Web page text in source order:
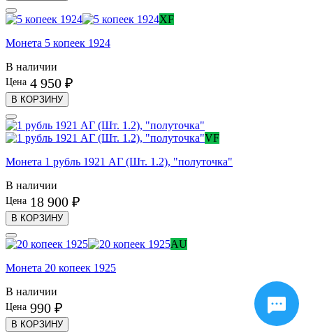
XF
Монета 5 копеек 1924
В наличии
Цена 4 950 ₽
В КОРЗИНУ
VF
Монета 1 рубль 1921 АГ (Шт. 1.2), "полуточка"
В наличии
Цена 18 900 ₽
В КОРЗИНУ
AU
Монета 20 копеек 1925
В наличии
Цена 990 ₽
В КОРЗИНУ